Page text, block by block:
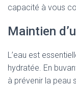
capacité à vous
Maintien
L’eau est
hydratée. En
à prévenir la peau